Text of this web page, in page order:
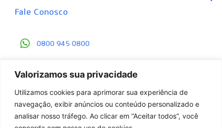
Valorizamos sua privacidade
Utilizamos cookies para aprimorar sua experiência de
navegação, exibir anúncios ou conteúdo personalizado e
analisar nosso tráfego. Ao clicar em “Aceitar todos”, você
Fale Conosco
0800 945 0800
Central de Proteção de Dados